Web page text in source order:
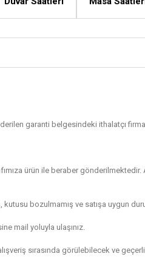
garanti belgesindeki ithalatçı
ürün ile beraber
kutusu bozulmamış ve satışa uygun
mail yoluyla ulaşınız.
sırasında görülebilecek ve